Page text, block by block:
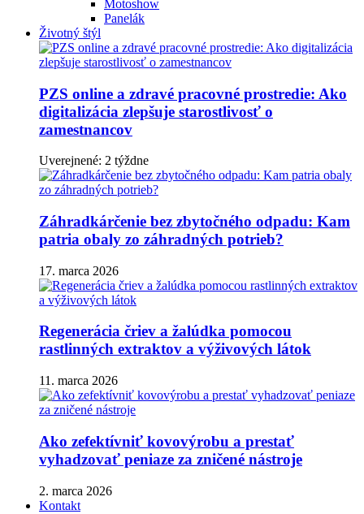
Motoshow
Panelák
Životný štýl
PZS online a zdravé pracovné prostredie: Ako
digitalizácia zlepšuje starostlivosť o
zamestnancov
Uverejnené: 2 týždne
Záhradkárčenie bez zbytočného odpadu: Kam
patria obaly zo záhradných potrieb?
17. marca 2026
Regenerácia čriev a žalúdka pomocou
rastlinných extraktov a výživových látok
11. marca 2026
Ako zefektívniť kovovýrobu a prestať
vyhadzovať peniaze za zničené nástroje
2. marca 2026
Kontakt